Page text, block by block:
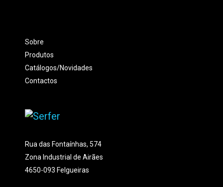
Sobre
Produtos
Catálogos/Novidades
Contactos
Rua das Fontaínhas, 574
Zona Industrial de Airães
4650-093 Felgueiras